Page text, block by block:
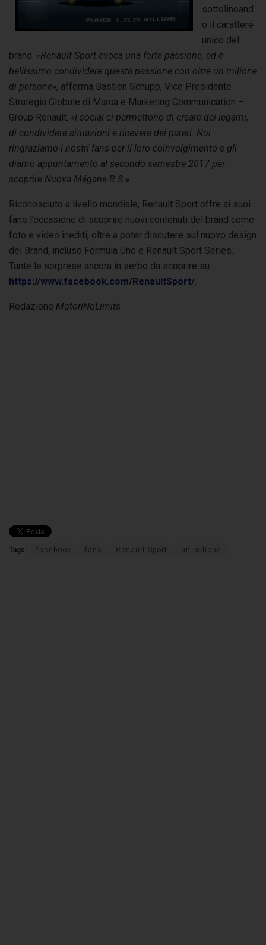
sottolineand
o il carattere
unico del
brand. «Renault Sport evoca una forte passione, ed è
bellissimo condividere questa passione con oltre un milione
di persone», afferma Bastien Schupp, Vice Presidente
Strategia Globale di Marca e Marketing Communication –
Group Renault. «I social ci permettono di creare dei legami,
di condividere situazioni e ricevere dei pareri. Noi
ringraziamo i nostri fans per il loro coinvolgimento e gli
diamo appuntamento al secondo semestre 2017 per
scoprire Nuova Mégane R.S.».
Riconosciuto a livello mondiale, Renault Sport offre ai suoi
fans l’occasione di scoprire nuovi contenuti del brand come
foto e video inediti, oltre a poter discutere sul nuovo design
del Brand, incluso Formula Uno e Renault Sport Series.
Tante le sorprese ancora in serbo da scoprire su
https://www.facebook.com/RenaultSport/
Redazione MotoriNoLimits
Tags: facebook fans Renault Sport un milione